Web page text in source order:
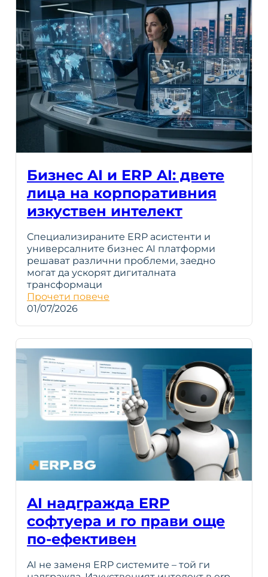
Бизнес AI и ERP AI: двете
лица на корпоративния
изкуствен интелект
Специализираните ERP асистенти и
универсалните бизнес AI платформи
решават различни проблеми, заедно
могат да ускорят дигиталната
трансформаци
Прочети повече
01/07/2026
AI надгражда ERP
софтуера и го прави още
по-ефективен
AI не заменя ERP системите – той ги